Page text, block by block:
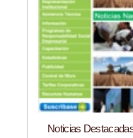
Noticias